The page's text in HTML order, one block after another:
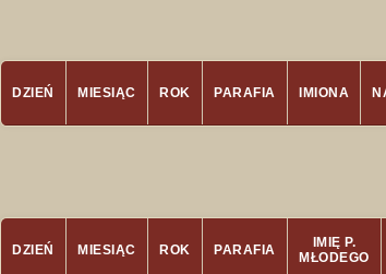
DZIEŃ MIESIĄC ROK PARAFIA IMIONA
DZIEŃ MIESIĄC ROK PARAFIA
IMIĘ P.
MŁODEGO